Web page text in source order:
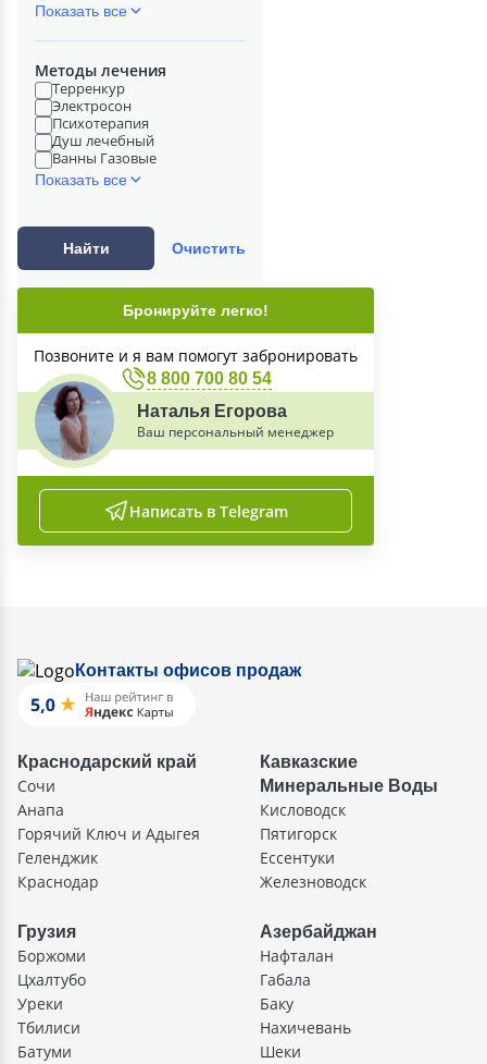
Показать все
Методы лечения
Терренкур
Электросон
Психотерапия
Душ лечебный
Ванны Газовые
Показать все
Найти Очистить
Бронируйте легко!
Позвоните и я вам помогут забронировать
8 800 700 80 54
Наталья Егорова
Ваш персональный менеджер
Написать в Telegram
Контакты офисов продаж
Краснодарский край
Сочи
Анапа
Горячий Ключ и Адыгея
Геленджик
Краснодар
Кавказские
Минеральные Воды
Кисловодск
Пятигорск
Ессентуки
Железноводск
Грузия
Боржоми
Цхалтубо
Уреки
Тбилиси
Батуми
Азербайджан
Нафталан
Габала
Баку
Нахичевань
Шеки